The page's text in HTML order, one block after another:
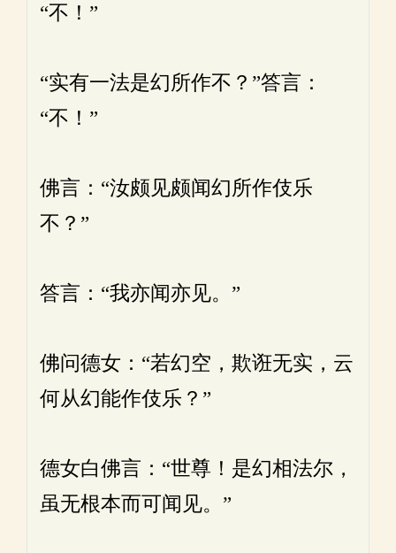
“不！”
“实有一法是幻所作不？”答言：
“不！”
佛言：“汝颇见颇闻幻所作伎乐
不？”
答言：“我亦闻亦见。”
佛问德女：“若幻空，欺诳无实，云
何从幻能作伎乐？”
德女白佛言：“世尊！是幻相法尔，
虽无根本而可闻见。”